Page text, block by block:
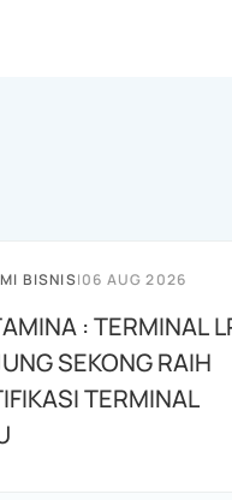
BISNIS|06 AUG 2026
: TERMINAL
SEKONG RAIH
TERMINAL